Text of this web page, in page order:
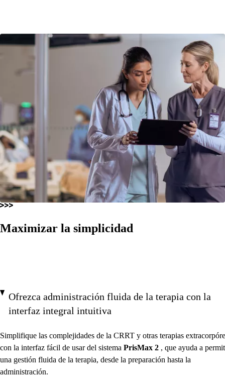
Maximizar la simplicidad
Ofrezca administración fluida de la terapia con la
interfaz integral intuitiva
Simplifique las complejidades de la CRRT y otras terapias
con la interfaz fácil de usar del sistema PrisMax 2 , que ayuda a
una gestión fluida de la terapia, desde la preparación hasta la
administración.